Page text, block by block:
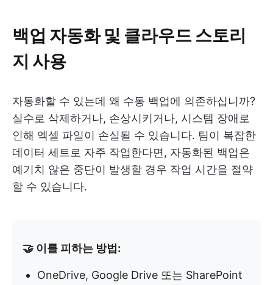
백업 자동화 및 클라우드 스토리
지 사용
자동화할 수 있는데 왜 수동 백업에 의존하십니까?
실수로 삭제하거나, 손상시키거나, 시스템 장애로
인해 엑셀 파일이 손실될 수 있습니다. 팀이 복잡한
데이터 세트로 자주 작업한다면, 자동화된 백업은
예기치 않은 중단이 발생할 경우 작업 시간을 절약
할 수 있습니다.
🤝 이를 피하는 방법:
OneDrive, Google Drive 또는 SharePoint